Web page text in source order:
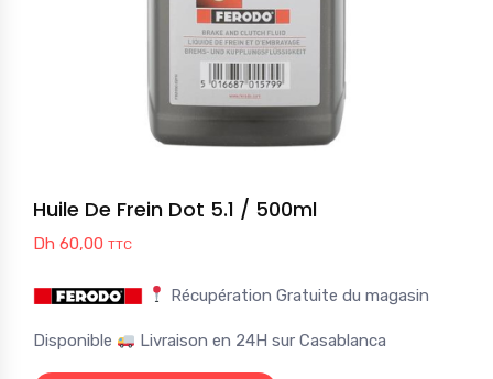
Huile De Frein Dot 5.1 / 500ml
Dh 60,00 TTC
Récupération Gratuite du magasin
Disponible Livraison en 24H sur Casablanca